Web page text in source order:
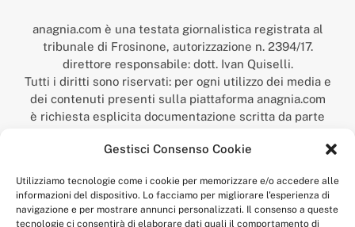
Gestisci Consenso Cookie
Utilizziamo tecnologie come i cookie per memorizzare e/o accedere alle
informazioni del dispositivo. Lo facciamo per migliorare l'esperienza di
navigazione e per mostrare annunci personalizzati. Il consenso a queste
tecnologie ci consentirà di elaborare dati quali il comportamento di
anagnia.com è una testata giornalistica registrata al
tribunale di Frosinone, autorizzazione n. 2394/17.
direttore responsabile: dott. Ivan Quiselli.
Tutti i diritti sono riservati: per ogni utilizzo dei media e
dei contenuti presenti sulla piattaforma anagnia.com
è richiesta esplicita documentazione scritta da parte
“Anagnia” è un marchio registrato presso l’Ufficio Italiano
Economico,
num. registrazione: 302017000014044 del 9 febbraio 2017.
Per contatti:redazione@anagnia.com